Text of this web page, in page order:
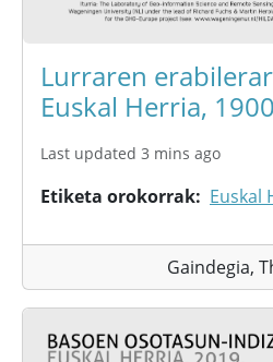
Lurraren
Euskal Herria,
Last updated 3 mins ago
Etiketa orokorrak Euskal
Gaindegia,